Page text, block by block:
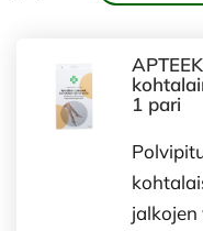
1 pari
jalkojen